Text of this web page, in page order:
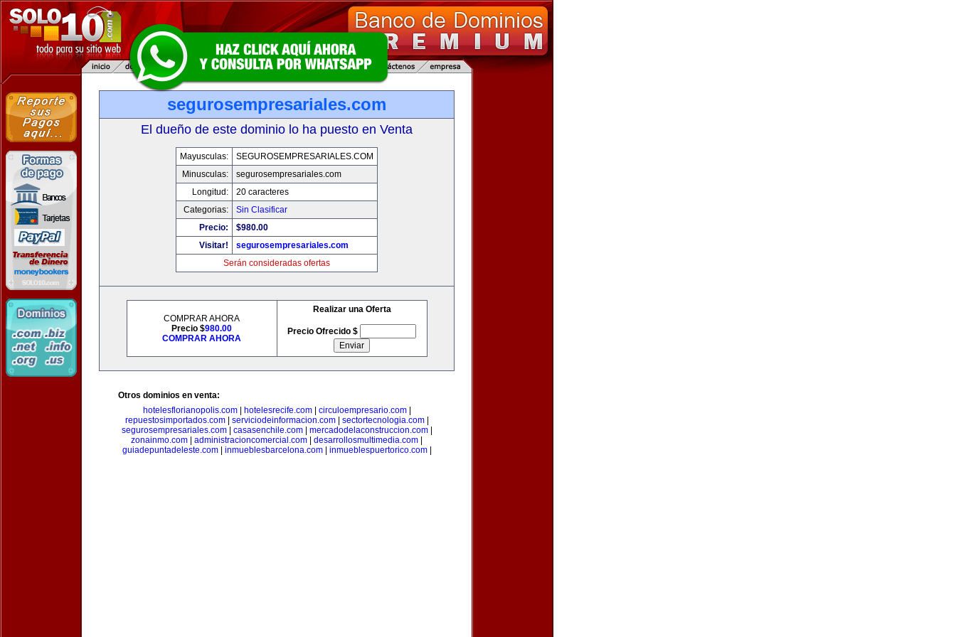
segurosempresariales.com
El dueño de este dominio lo ha puesto en Venta
Mayusculas:
SEGUROSEMPRESARIALES.COM
Minusculas:
segurosempresariales.com
Longitud:
20 caracteres
Categorias:
Sin Clasificar
Precio:
$980.00
Visitar!
segurosempresariales.com
Serán consideradas ofertas
COMPRAR AHORA
Precio $980.00
COMPRAR AHORA
Realizar una Oferta
Precio Ofrecido $
Otros dominios en venta:
hotelesflorianopolis.com| hotelesrecife.com| circuloempresario.com|
repuestosimportados.com| serviciodeinformacion.com| sectortecnologia.com|
segurosempresariales.com| casasenchile.com| mercadodelaconstruccion.com|
zonainmo.com
administracioncomercial.com desarrollosmultimedia.com
guiadepuntadeleste.com| inmueblesbarcelona.com| inmueblespuertorico.com|